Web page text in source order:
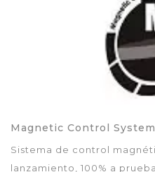
Magnetic Control System
Sistema de control
lanzamiento, 100% a